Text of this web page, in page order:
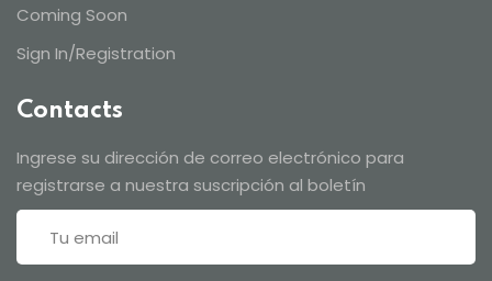
Coming Soon
Sign In/Registration
Contacts
Ingrese su dirección de correo electrónico para
registrarse a nuestra suscripción al boletín